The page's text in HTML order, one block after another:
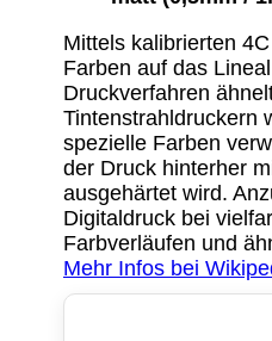
Mittels kalibrierten
Farben auf das
Druckverfahren
Tintenstrahldruckern
spezielle Farben
der Druck hinterher
ausgehärtet wird.
Digitaldruck bei
Farbverläufen und
Mehr Infos bei